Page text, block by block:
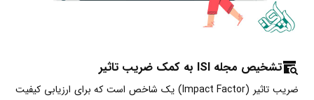
تشخیص مجله ISI به کمک ضریب تاثیر
ضریب تاثیر (Impact Factor) یک شاخص است که برای ارزیابی کیفیت